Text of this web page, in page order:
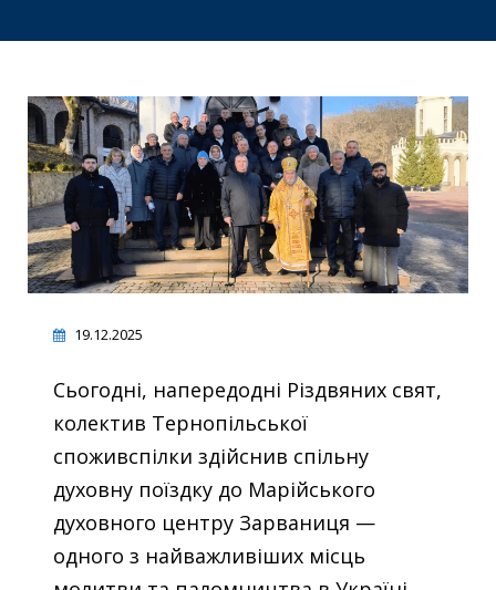
19.12.2025
Сьогодні, напередодні Різдвяних свят,
колектив Тернопільської
споживспілки здійснив спільну
духовну поїздку до Марійського
духовного центру Зарваниця —
одного з найважливіших місць